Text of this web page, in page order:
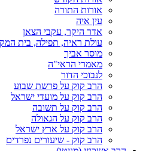
אורות התורה
עין איה
אדר היקר, עקבי הצאן
עולת ראיה, תפילה, בית
מוסר אביך
מאמרי הראי"ה
לנבוכי הדור
הרב קוק על פרשת שבוע
הרב קוק על מועדי ישראל
הרב קוק על תשובה
הרב קוק על הגאולה
הרב קוק על ארץ ישראל
הרב קוק - שיעורים נפרדים